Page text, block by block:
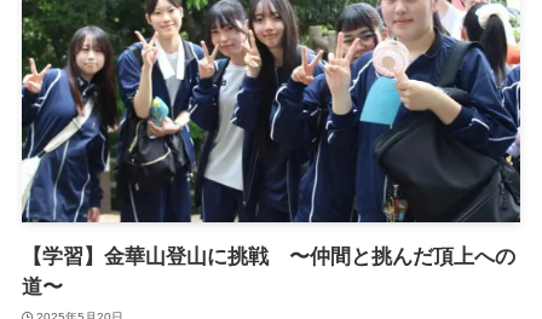
【学習】金華山登山に挑戦 〜仲間と挑んだ頂上への
道〜